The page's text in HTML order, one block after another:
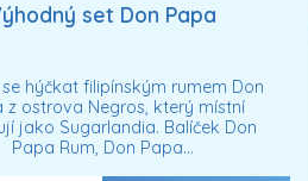
set Don Papa
hýčkat filipínským rumem Don
z ostrova Negros, který místní
jako Sugarlandia. Balíček Don
Papa Rum, Don Papa…